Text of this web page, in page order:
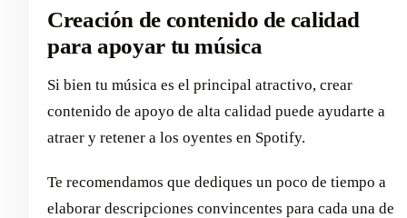
Creación de contenido de calidad
para apoyar tu música
Si bien tu música es el principal atractivo, crear
contenido de apoyo de alta calidad puede ayudarte a
atraer y retener a los oyentes en Spotify.
Te recomendamos que dediques un poco de tiempo a
elaborar descripciones convincentes para cada una de